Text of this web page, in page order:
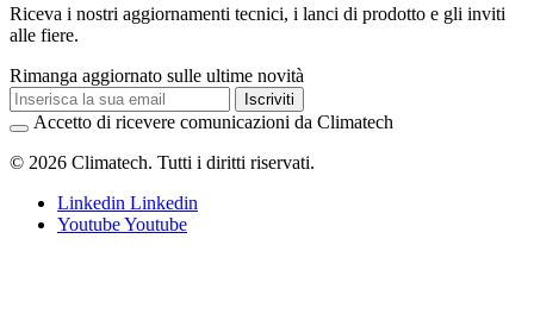
Riceva i nostri aggiornamenti tecnici, i lanci di prodotto e gli inviti
alle fiere.
Rimanga aggiornato sulle ultime novità
Iscriviti
Accetto di ricevere comunicazioni da Climatech
© 2026 Climatech. Tutti i diritti riservati.
Linkedin Linkedin
YoutubeYoutube